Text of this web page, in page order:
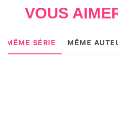
VOUS
MÊME SÉRIE MÊME